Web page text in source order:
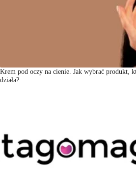
Krem pod oczy na cienie. Jak wybrać produkt,
działa?